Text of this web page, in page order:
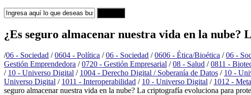
¿Es seguro almacenar nuestra vida en la
/06 - Sociedad / 0604 - Política / 06 - Sociedad / 0606 - Ética/Bioética / 06 -
Gestión Emprendedora / 0720 - Gestión Empresarial / 08 - Salud / 0811 -
/ 10 - Universo Digital / 1004 - Derecho Digital / Soberanía de Datos / 10 -
Universo Digital / 1011 - Interoperabilidad / 10 - Universo Digital / 1012 -
seguro almacenar nuestra vida en la nube? La criptografía evoluciona para